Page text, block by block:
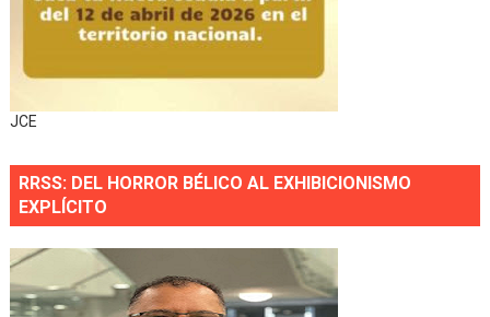
JCE
RRSS: DEL HORROR BÉLICO AL EXHIBICIONISMO
EXPLÍCITO